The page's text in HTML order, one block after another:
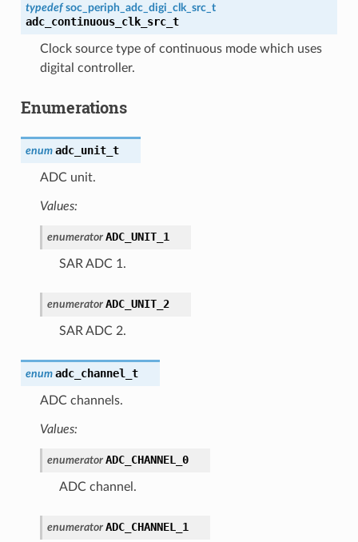
typedef soc_periph_adc_digi_clk_src_t
adc_continuous_clk_src_t
Clock source type of continuous mode which uses
digital controller.
Enumerations
enum adc_unit_t
ADC unit.
Values:
enumerator ADC_UNIT_1
SAR ADC 1.
enumerator ADC_UNIT_2
SAR ADC 2.
enum adc_channel_t
ADC channels.
Values:
enumerator ADC_CHANNEL_0
ADC channel.
enumerator ADC_CHANNEL_1